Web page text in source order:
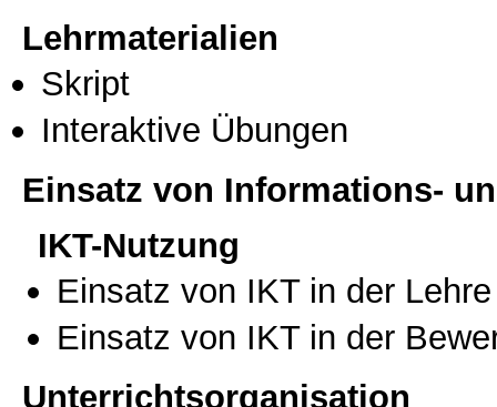
Lehrmaterialien
Skript
Interaktive Übungen
Einsatz von Informations-
IKT-Nutzung
Einsatz von IKT in der Lehre
Einsatz von IKT in der
Unterrichtsorganisation